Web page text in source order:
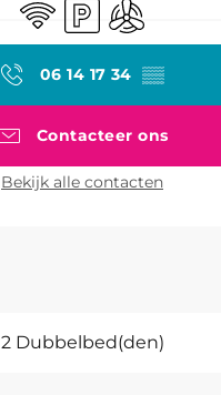
Wifi Parkeerplaats
Met airco
06 14 17 34 ▒▒
Contacteer ons
Bekijk alle contacten
2 Dubbelbed(den)